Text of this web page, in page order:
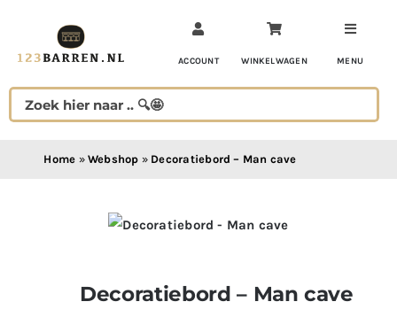
inhoud
ACCOUNT WINKELWAGEN MENU
Home » Webshop » Decoratiebord – Man cave
Decoratiebord – Man cave